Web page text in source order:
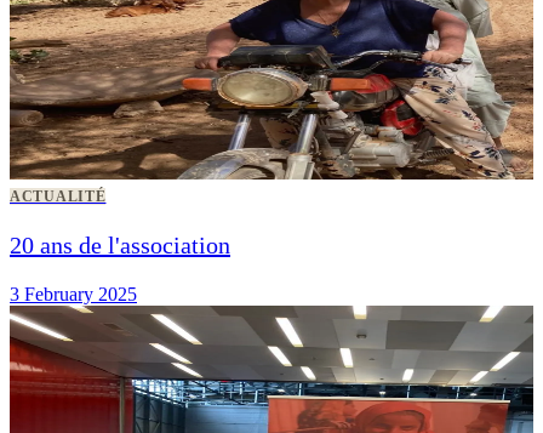
ACTUALITÉ
20 ans de l'association
3 February 2025